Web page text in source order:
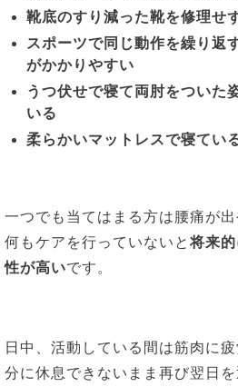
靴底のすり減った靴を修理せ
スポーツで同じ動作を繰り返
がかかりやすい
うつ伏せで寝て両肘をついた
いる
柔らかいマットレスで寝てい
一つでも当てはまる方は腰痛が出
何もケアを行っていないと将来
性が高いです。
日中、活動している間は筋肉に
分に休息できないまま再び翌日